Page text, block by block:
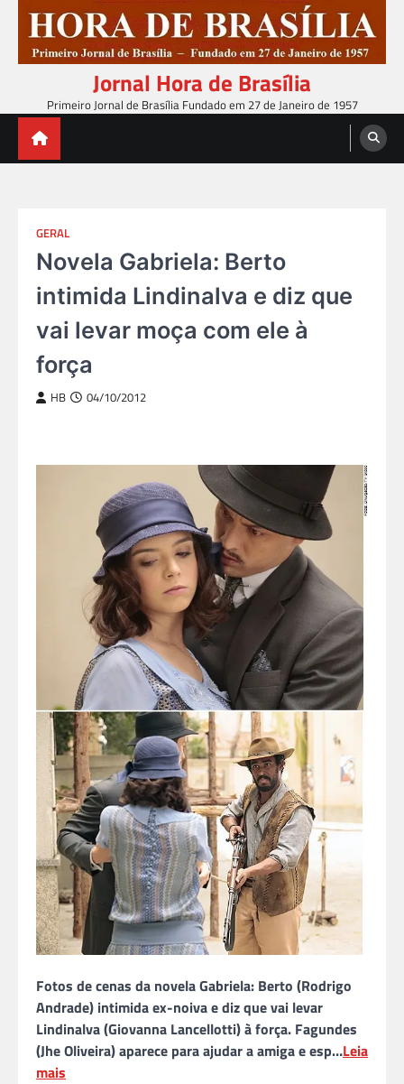
content
Jornal Hora de Brasília
Primeiro Jornal de Brasília Fundado em 27 de Janeiro de 1957
GERAL
Novela Gabriela: Berto
intimida Lindinalva e diz que
vai levar moça com ele à
força
HB 04/10/2012
Fotos de cenas da novela Gabriela: Berto (Rodrigo
Andrade) intimida ex-noiva e diz que vai levar
Lindinalva (Giovanna Lancellotti) à força. Fagundes
(Jhe Oliveira) aparece para ajudar a amiga e esp…Leia
mais